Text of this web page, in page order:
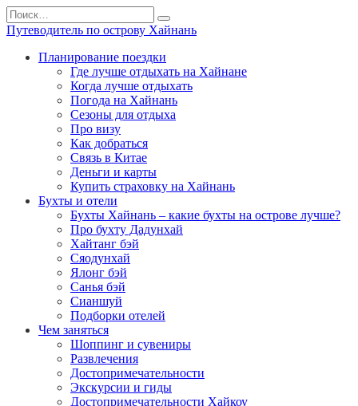
Перейти
к
содержанию
Search
for:
Путеводитель по острову Хайнань
Планирование поездки
Где лучше отдыхать на Хайнане
Когда лучше отдыхать
Погода на Хайнань
Сезоны для отдыха
Про визу
Как добраться
Связь в Китае
Деньги и карты
Купить страховку на Хайнань
Бухты и отели
Бухты Хайнань – какие бухты на острове лучше?
Про бухту Дадунхай
Хайтанг бэй
Сяодунхай
Ялонг бэй
Санья бэй
Сианшуй
Подборки отелей
Чем заняться
Шоппинг и сувениры
Развлечения
Достопримечательности
Экскурсии и гиды
Достопримечательности Хайкоу